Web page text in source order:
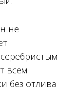
не
всем.
без отлива